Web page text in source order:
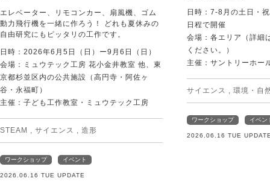
エレベーター、リモコンカー、扇風機、ゴム
動力飛行機を一緒に作ろう！ どれも夏休みの
自由研究にもピッタリの工作です。
日時：2026年6月5日（日）ー9月6日（日）
会場：ミュウテック工房 花小金井教室 他、東
京都杉並区内の公共施設（高円寺・阿佐ヶ
谷・永福町）
主催：子ども工作教室・ミュウテック工房
STEAM , サイエンス , 造形
ワークショップ イベント
2026.06.16 TUE UPDATE
日時：7-8月の土日・
日程で開催
会場：各エリア（詳細
ください。）
主催：サントリーホー
サイエンス , 環境・自
ワークショップ イベン
2026.06.16 TUE